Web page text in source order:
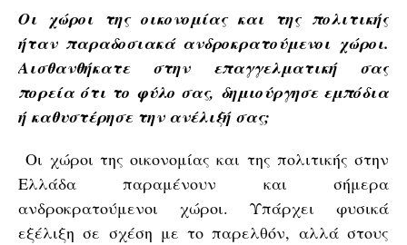
Οι χώροι της οικονομίας και της πολιτικής
ήταν παραδοσιακά ανδροκρατούμενοι χώροι.
Αισθανθήκατε στην επαγγελματική σας
πορεία ότι το φύλο σας, δημιούργησε εμπόδια
ή καθυστέρησε την ανέλιξή σας;
Οι χώροι της οικονομίας και της πολιτικής στην
Ελλάδα παραμένουν και σήμερα
ανδροκρατούμενοι χώροι. Υπάρχει φυσικά
εξέλιξη σε σχέση με το παρελθόν, αλλά στους